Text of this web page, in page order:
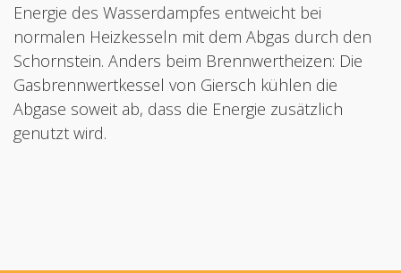
Energie des Wasserdampfes entweicht bei
normalen Heizkesseln mit dem Abgas durch den
Schornstein. Anders beim Brennwertheizen: Die
Gasbrennwertkessel von Giersch kühlen die
Abgase soweit ab, dass die Energie zusätzlich
genutzt wird.